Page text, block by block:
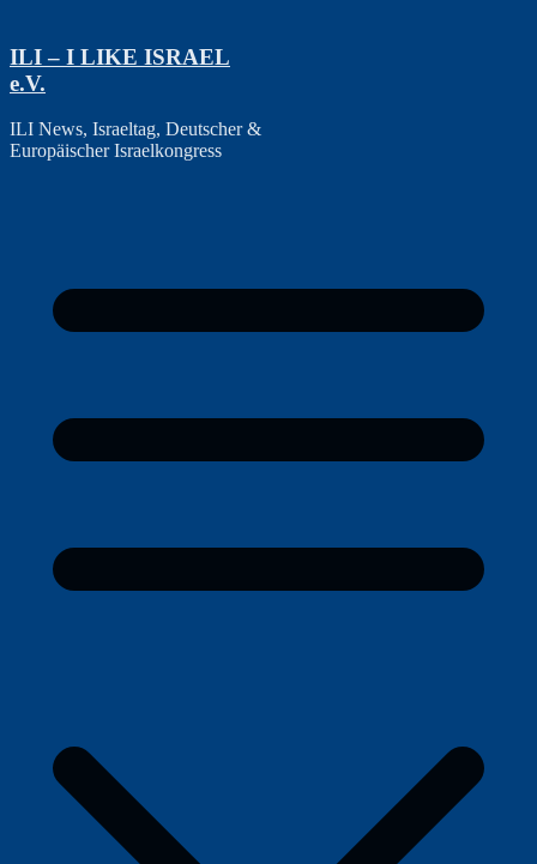
springen
ILI – I LIKE ISRAEL
e.V.
ILI News, Israeltag, Deutscher &
Europäischer Israelkongress